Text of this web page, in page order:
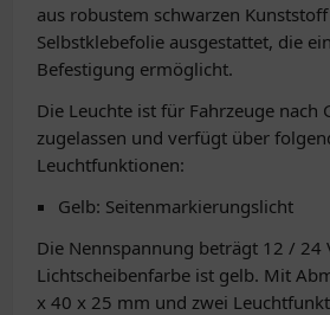
aus robustem schwarzen
Selbstklebefolie ausgestattet, die
Befestigung ermöglicht.
Die Leuchte ist für Fahrzeuge nach
zugelassen und verfügt über
Leuchtfunktionen:
Gelb: Seitenmarkierungslicht
Die Nennspannung beträgt 12 / 24
Lichtscheibenfarbe ist gelb. Mit
x 40 x 25 mm und zwei